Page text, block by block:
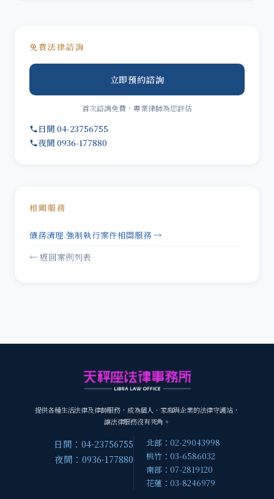
免費法律諮詢
立即預約諮詢
首次諮詢免費，專業律師為您評估
日間 04-23756755
夜間 0936-177880
相關服務
債務清理.強制執行案件相關服務 →
← 返回案例列表
提供各種生活法律及律師服務，成為個人、家庭與企業的法律守護站，
讓法律服務沒有死角。
日間：04-23756755
夜間：0936-177880
北部：02-29043998
桃竹：03-6586032
南部：07-2819120
花蓮：03-8246979